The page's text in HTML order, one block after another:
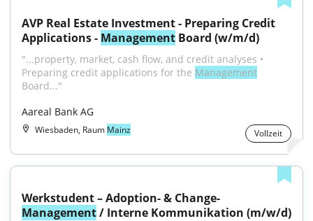
AVP Real Estate Investment - Preparing Credit
Applications - Management Board (w/m/d)
"...property, market, cash flow, and credit analyses •
Preparing credit applications for the Management
Board..."
Aareal Bank AG
Wiesbaden, Raum Mainz Vollzeit
Werkstudent – Adoption- & Change-
Management / Interne Kommunikation (m/w/d)